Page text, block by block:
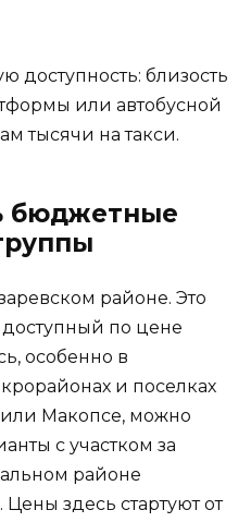
доступность: близость
или автобусной
тысячи на такси.
бюджетные
районе. Это
по цене
особенно в
и поселках
Макопсе, можно
с участком за
районе
здесь стартуют от